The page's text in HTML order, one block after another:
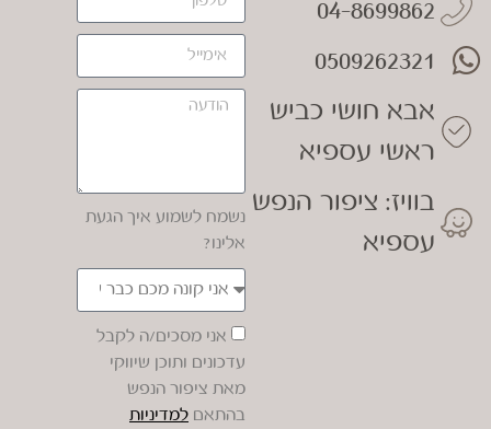
04-8699862
0509262321
אבא חושי כביש
ראשי עספיא
בוויז: ציפור הנפש
עספיא
נשמח לשמוע איך הגעת
אלינו?
אני מסכים/ה לקבל
עדכונים ותוכן שיווקי
מאת ציפור הנפש
בהתאם למדיניות